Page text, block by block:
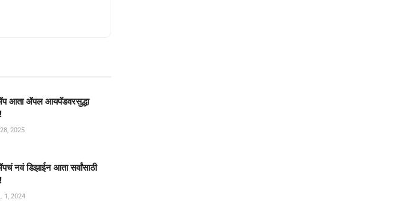
आता ॲपल आयपॅडवरसुद्धा
2025
नवं डिझाईन आता सर्वांसाठी
1, 2024